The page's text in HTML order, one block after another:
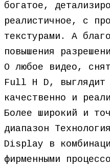
богатое,
реалистичное, с
текстурами. А
повышения
O любое видео,
Full H D, выглядит
качественно и
Более широкий и
диапазон
Display в
фирменными